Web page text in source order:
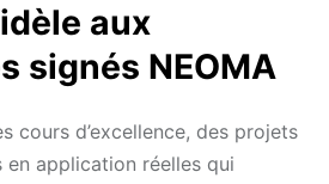
aux
signés NEOMA
cours d’excellence, des projets
en application réelles qui